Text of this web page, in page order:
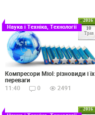
2016
10
Трав
Наука і Техніка, Технології
Компресори Miol: різновиди і їх
переваги
11:40
0 2491
2016